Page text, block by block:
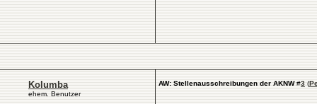
Kolumba
ehem. Benutzer
AW: Stellenausschreibungen der AKNW#3 (